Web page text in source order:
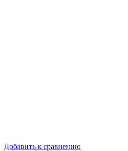
Добавить к сравнению